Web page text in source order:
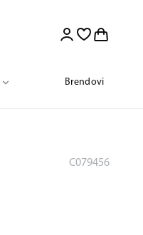
Brendovi
C079456